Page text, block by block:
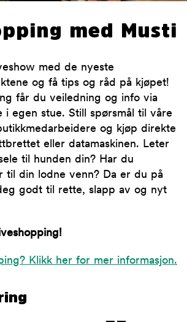
med Musti
med de nyeste
og få tips og råd på kjøpet!
får du veiledning og info via
i egen stue. Still spørsmål til våre
og kjøp direkte
eller datamaskinen. Leter
til hunden din? Har du
til din lodne venn? Da er du på
godt til rette, slapp av og nyt
Klikk her for mer informasjon.